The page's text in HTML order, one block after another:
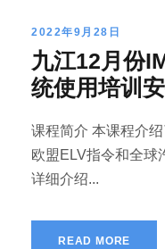
2022年9月28日
九江12月份
统使用培训
课程简介 本课程介
欧盟ELV指令和全球
详细介绍...
READ MORE